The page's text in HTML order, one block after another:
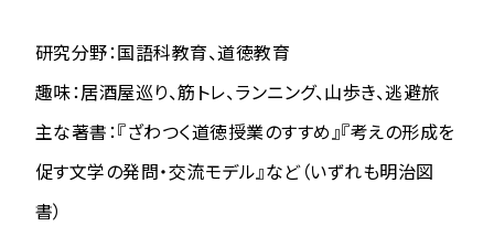
研究分野：国語科教育、道徳教育
趣味：居酒屋巡り、筋トレ、ランニング、山歩き、逃避旅
主な著書：『ざわつく道徳授業のすすめ』『考えの形成を
促す文学の発問・交流モデル』など（いずれも明治図
書）